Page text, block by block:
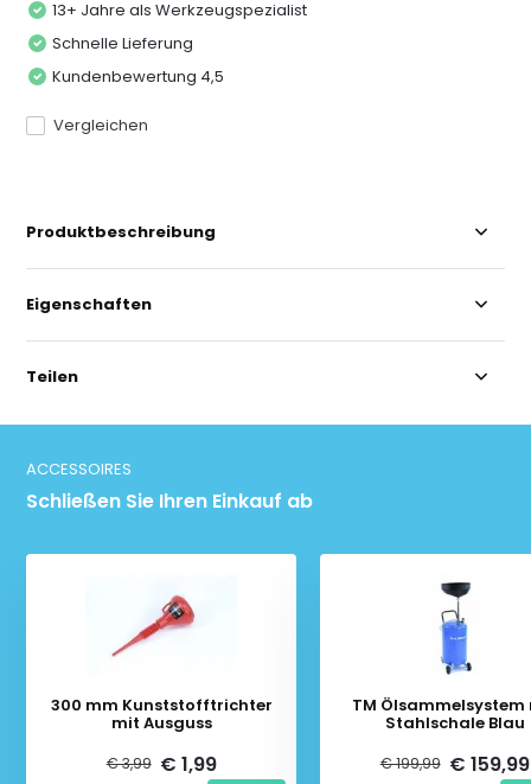
13+ Jahre als Werkzeugspezialist
Schnelle Lieferung
Kundenbewertung 4,5
Vergleichen
Produktbeschreibung
Eigenschaften
Teilen
ACCESSOIRES
Schließen Sie Ihren Einkauf ab
300 mm Kunststofftrichter
mit Ausguss
€ 3,99 € 1,99
TM
Stahlschale Blau
€ 199,99 € 159,99